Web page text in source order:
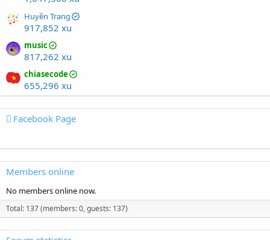
Huyền Trang
917,852 xu
music
817,262 xu
chiasecode
655,296 xu
Facebook Page
Members online
No members online now.
Total: 137 (members: 0, guests: 137)